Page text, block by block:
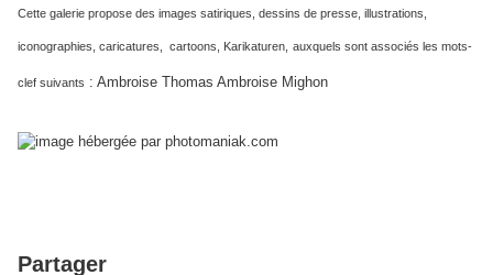
Cette galerie propose des images satiriques, dessins de presse, illustrations,
iconographies, caricatures, cartoons, Karikaturen, auxquels sont associés les mots-
clef suivants : Ambroise Thomas Ambroise Mighon
Partager